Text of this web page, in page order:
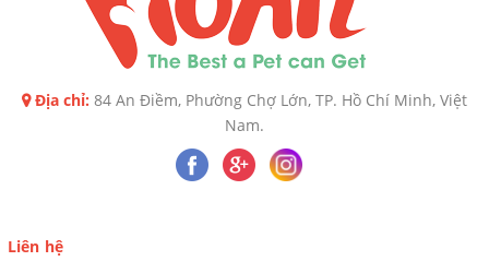
Địa chỉ: 84 An Điềm, Phường Chợ Lớn, TP. Hồ Chí Minh, Việt
Nam.
Liên hệ